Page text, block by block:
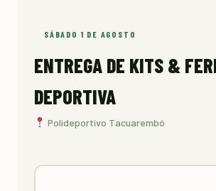
SÁBADO 1 DE AGOSTO
ENTREGA DE KITS &
DEPORTIVA
Polideportivo Tacuarembó